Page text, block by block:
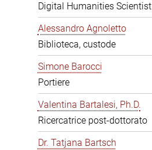
Digital Humanities Scientist
Alessandro Agnoletto
Biblioteca, custode
Simone Barocci
Portiere
Valentina Bartalesi, Ph.D.
Ricercatrice post-dottorato
Dr. Tatjana Bartsch